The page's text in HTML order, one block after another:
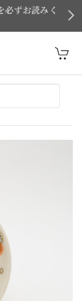
ずお読みく